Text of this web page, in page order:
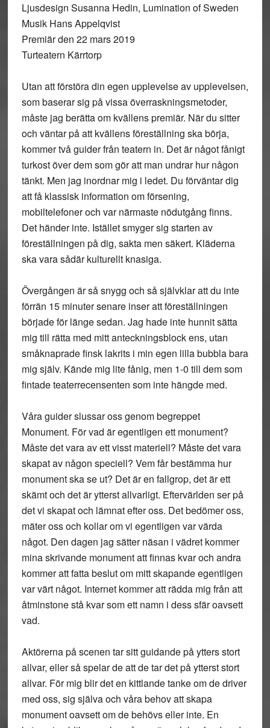
Ljusdesign Susanna Hedin, Lumination of Sweden
Musik Hans Appelqvist
Premiär den 22 mars 2019
Turteatern Kärrtorp
Utan att förstöra din egen upplevelse av upplevelsen,
som baserar sig på vissa överraskningsmetoder,
måste jag berätta om kvällens premiär. När du sitter
och väntar på att kvällens föreställning ska börja,
kommer två guider från teatern in. Det är något fånigt
turkost över dem som gör att man undrar hur någon
tänkt. Men jag inordnar mig i ledet. Du förväntar dig
att få klassisk information om försening,
mobiltelefoner och var närmaste nödutgång finns.
Det händer inte. Istället smyger sig starten av
föreställningen på dig, sakta men säkert. Kläderna
ska vara sådär kulturellt knasiga.
Övergången är så snygg och så självklar att du inte
förrän 15 minuter senare inser att föreställningen
började för länge sedan. Jag hade inte hunnit sätta
mig till rätta med mitt anteckningsblock ens, utan
småknaprade finsk lakrits i min egen lilla bubbla bara
mig själv. Kände mig lite fånig, men 1-0 till dem som
fintade teaterrecensenten som inte hängde med.
Våra guider slussar oss genom begreppet
Monument. För vad är egentligen ett monument?
Måste det vara av ett visst materiell? Måste det vara
skapat av någon speciell? Vem får bestämma hur
monument ska se ut? Det är en fallgrop, det är ett
skämt och det är ytterst allvarligt. Eftervärlden ser på
det vi skapat och lämnat efter oss. Det bedömer oss,
mäter oss och kollar om vi egentligen var värda
något. Den dagen jag sätter näsan i vädret kommer
mina skrivande monument att finnas kvar och andra
kommer att fatta beslut om mitt skapande egentligen
var värt något. Internet kommer att rädda mig från att
åtminstone stå kvar som ett namn i dess sfär oavsett
vad.
Aktörerna på scenen tar sitt guidande på ytters stort
allvar, eller så spelar de att de tar det på ytterst stort
allvar. För mig blir det en kittlande tanke om de driver
med oss, sig själva och våra behov att skapa
monument oavsett om de behövs eller inte. En